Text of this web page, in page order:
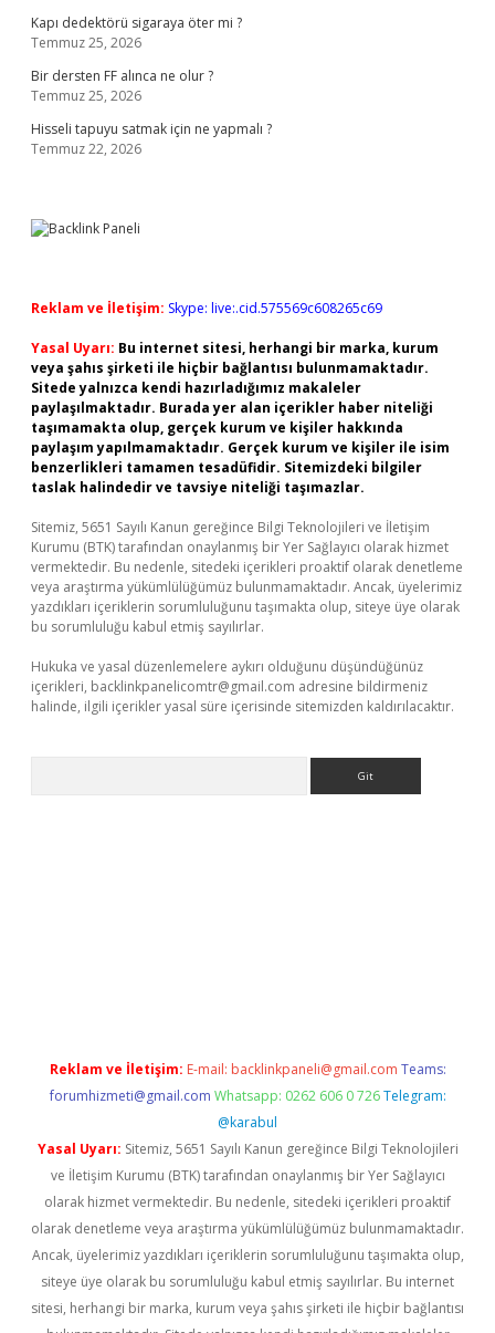
Kapı dedektörü sigaraya öter mi ?
Temmuz 25, 2026
Bir dersten FF alınca ne olur ?
Temmuz 25, 2026
Hisseli tapuyu satmak için ne yapmalı ?
Temmuz 22, 2026
Reklam ve İletişim: Skype: live:.cid.575569c608265c69
Yasal Uyarı: Bu internet sitesi, herhangi bir marka, kurum
veya şahıs şirketi ile hiçbir bağlantısı bulunmamaktadır.
Sitede yalnızca kendi hazırladığımız makaleler
paylaşılmaktadır. Burada yer alan içerikler haber niteliği
taşımamakta olup, gerçek kurum ve kişiler hakkında
paylaşım yapılmamaktadır. Gerçek kurum ve kişiler ile isim
benzerlikleri tamamen tesadüfidir. Sitemizdeki bilgiler
taslak halindedir ve tavsiye niteliği taşımazlar.
Sitemiz, 5651 Sayılı Kanun gereğince Bilgi Teknolojileri ve İletişim
Kurumu (BTK) tarafından onaylanmış bir Yer Sağlayıcı olarak hizmet
vermektedir. Bu nedenle, sitedeki içerikleri proaktif olarak denetleme
veya araştırma yükümlülüğümüz bulunmamaktadır. Ancak, üyelerimiz
yazdıkları içeriklerin sorumluluğunu taşımakta olup, siteye üye olarak
bu sorumluluğu kabul etmiş sayılırlar.
Hukuka ve yasal düzenlemelere aykırı olduğunu düşündüğünüz
içerikleri, backlinkpanelicomtr@gmail.com adresine bildirmeniz
halinde, ilgili içerikler yasal süre içerisinde sitemizden kaldırılacaktır.
Reklam ve İletişim: E-mail: backlinkpaneli@gmail.com Teams:
forumhizmeti@gmail.com Whatsapp: 0262 606 0 726 Telegram:
@karabul
Yasal Uyarı: Sitemiz, 5651 Sayılı Kanun gereğince Bilgi Teknolojileri
ve İletişim Kurumu (BTK) tarafından onaylanmış bir Yer Sağlayıcı
olarak hizmet vermektedir. Bu nedenle, sitedeki içerikleri proaktif
olarak denetleme veya araştırma yükümlülüğümüz bulunmamaktadır.
Ancak, üyelerimiz yazdıkları içeriklerin sorumluluğunu taşımakta olup,
siteye üye olarak bu sorumluluğu kabul etmiş sayılırlar. Bu internet
sitesi, herhangi bir marka, kurum veya şahıs şirketi ile hiçbir bağlantısı